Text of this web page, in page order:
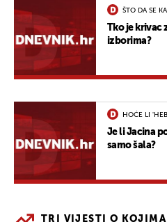
ŠTO DA SE
Tko je krivac
izborima?
HOĆE LI
Je li Jacina
samo šala?
TRI VIJESTI O KOJIMA